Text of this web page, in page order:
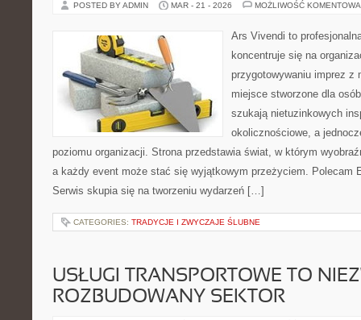
POSTED BY ADMIN MAR - 21 - 2026 MOŻLIWOŚĆ
Ars Vivendi to
koncentruje się na
przygotowywaniu imprez z
miejsce stworzone dla
szukają nietuzinkowych
okolicznościowe, a
poziomu organizacji. Strona przedstawia świat, w którym
a każdy event może stać się wyjątkowym przeżyciem. Polecam
Serwis skupia się na tworzeniu wydarzeń […]
CATEGORIES: TRADYCJE I ZWYCZAJE ŚLUBNE
USŁUGI TRANSPORTOWE TO
ROZBUDOWANY SEKTOR